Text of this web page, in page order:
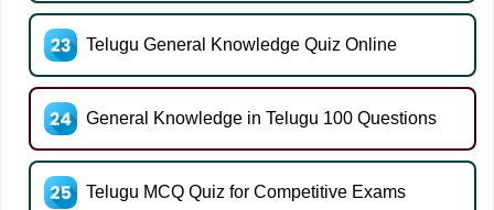
Telugu General Knowledge Quiz Online
General Knowledge in Telugu 100 Questions
Telugu MCQ Quiz for Competitive Exams